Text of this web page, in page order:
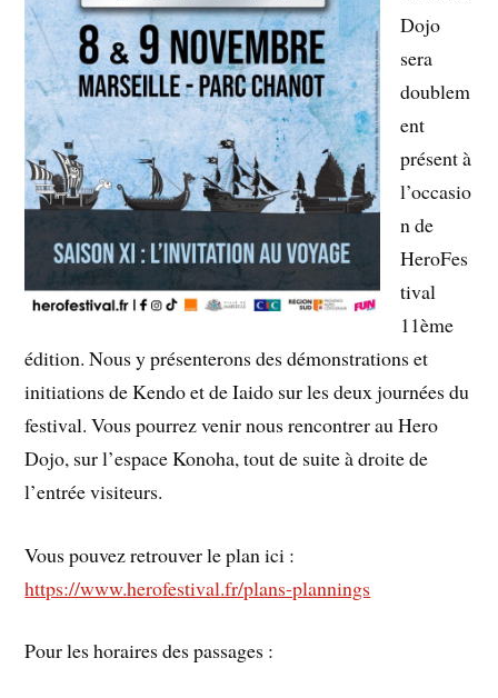
Dojo
sera
doublem
ent
présent à
l’occasio
n de
HeroFes
tival
11ème
édition. Nous y présenterons des démonstrations et
initiations de Kendo et de Iaido sur les deux journées du
festival. Vous pourrez venir nous rencontrer au Hero
Dojo, sur l’espace Konoha, tout de suite à droite de
l’entrée visiteurs.
Vous pouvez retrouver le plan ici :
https://www.herofestival.fr/plans-plannings
Pour les horaires des passages :